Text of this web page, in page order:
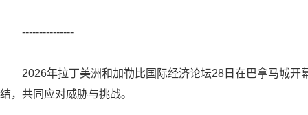
---------------
2026年拉丁美洲和加勒比国际经济论坛28日在巴拿马城开
结，共同应对威胁与挑战。